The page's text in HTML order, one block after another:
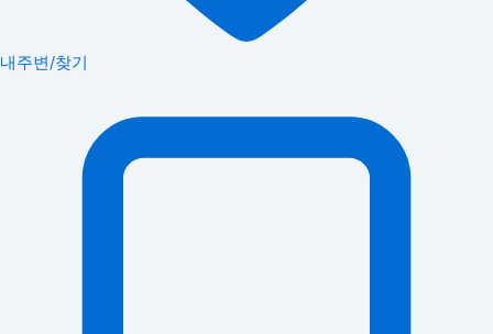
내주변/찾기